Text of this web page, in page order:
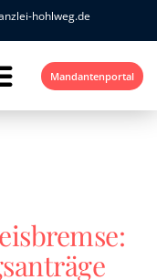
hohlweg.de
Mandantenportal